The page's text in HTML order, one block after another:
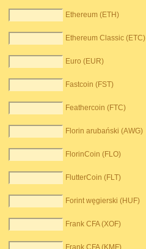
Ethereum (ETH)
Ethereum Classic (ETC)
Euro (EUR)
Fastcoin (FST)
Feathercoin (FTC)
Florin arubański (AWG)
FlorinCoin (FLO)
FlutterCoin (FLT)
Forint węgierski (HUF)
Frank CFA (XOF)